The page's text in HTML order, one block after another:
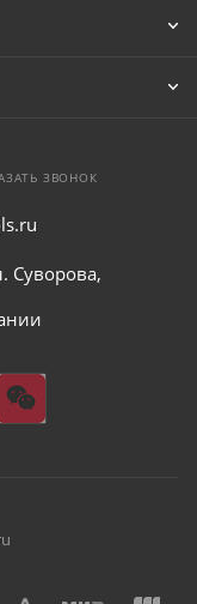
ЗВОНОК
Суворова,